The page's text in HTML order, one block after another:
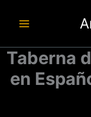
Taberna
en